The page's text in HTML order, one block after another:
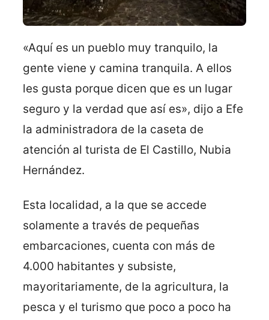
«Aquí es un pueblo muy tranquilo, la
gente viene y camina tranquila. A ellos
les gusta porque dicen que es un lugar
seguro y la verdad que así es», dijo a Efe
la administradora de la caseta de
atención al turista de El Castillo, Nubia
Hernández.
Esta localidad, a la que se accede
solamente a través de pequeñas
embarcaciones, cuenta con más de
4.000 habitantes y subsiste,
mayoritariamente, de la agricultura, la
pesca y el turismo que poco a poco ha